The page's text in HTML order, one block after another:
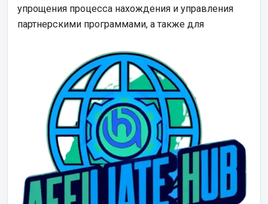
упрощения процесса нахождения и управления
партнерскими программами, а также для